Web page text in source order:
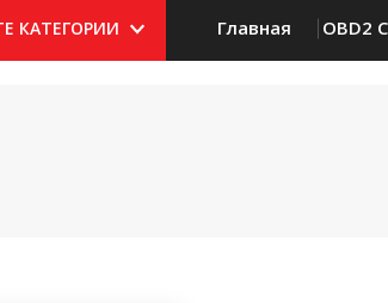
КАТЕГОРИИ Главная OBD2